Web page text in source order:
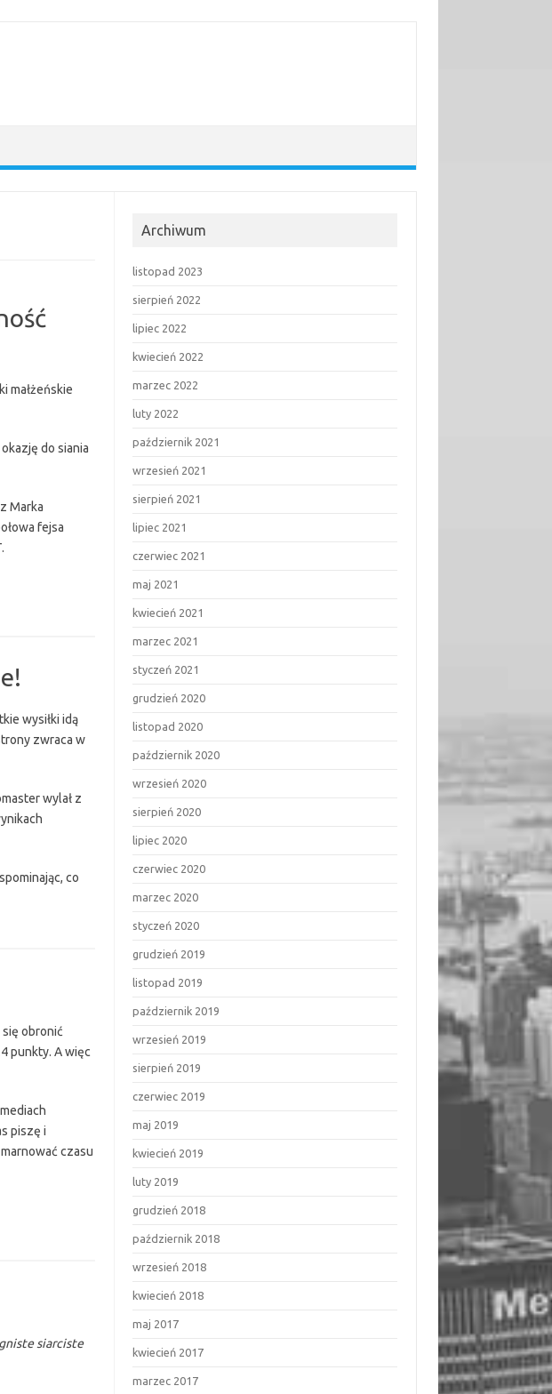
małżeńskie
do siania
Marka
fejsa
wysiłki idą
zwraca w
wylał z
co
się obronić
punkty. A więc
piszę i
czasu
siarciste
Archiwum
listopad 2023
sierpień 2022
lipiec 2022
kwiecień 2022
marzec 2022
luty 2022
październik 2021
wrzesień 2021
sierpień 2021
lipiec 2021
czerwiec 2021
maj 2021
kwiecień 2021
marzec 2021
styczeń 2021
grudzień 2020
listopad 2020
październik 2020
wrzesień 2020
sierpień 2020
lipiec 2020
czerwiec 2020
marzec 2020
styczeń 2020
grudzień 2019
listopad 2019
październik 2019
wrzesień 2019
sierpień 2019
czerwiec 2019
maj 2019
kwiecień 2019
luty 2019
grudzień 2018
październik 2018
wrzesień 2018
kwiecień 2018
maj 2017
kwiecień 2017
marzec 2017